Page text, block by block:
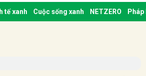
tế xanh Cuộc sống xanh NETZERO